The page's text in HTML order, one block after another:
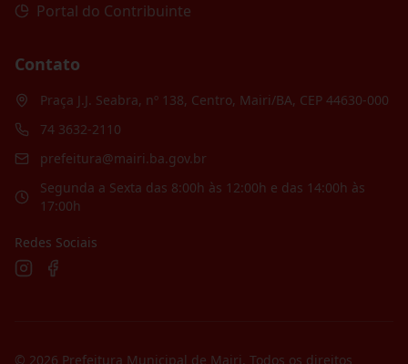
Portal do Contribuinte
Contato
Praça J.J. Seabra, nº 138, Centro, Mairi/BA, CEP 44630-000
74 3632-2110
prefeitura@mairi.ba.gov.br
Segunda a Sexta das 8:00h às 12:00h e das 14:00h às
17:00h
Redes Sociais
© 2026 Prefeitura Municipal de Mairi. Todos os direitos